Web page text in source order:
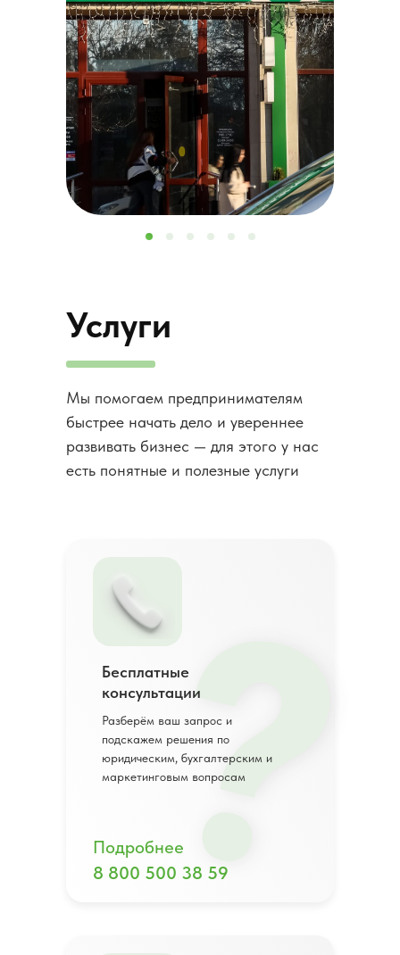
?
?
Разберём ваш запрос и
подскажем решения по
юридическим, бухгалтерским и
маркетинговым вопросам
Бесплатные
консультации
Подробнее
8 800 500 38 59
Мы помогаем предпринимателям
быстрее начать дело и увереннее
развивать бизнес — для этого у нас
есть понятные и полезные услуги
Услуги